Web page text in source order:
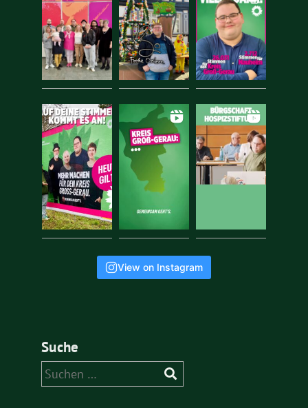
View on Instagram
Suche
Suchen
nach: